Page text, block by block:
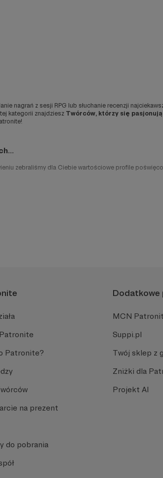
nagrań z sesji RPG lub słuchanie recenzji
kategorii znajdziesz Twórców, którzy się
zebraliśmy dla Ciebie wartościowe profile
dla wschodzących Mistrzów Gry, prowadzą
jak możesz pomóc Twórcom, których
wsparciu na Patronite gracze i
Patronite?
na prezent
do pobrania
MCN
Suppi.pl
Twój sklep z
Zniżki dla
Projekt AI